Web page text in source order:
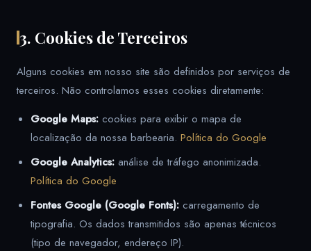
3. Cookies de Terceiros
Alguns cookies em nosso site são definidos por serviços de
terceiros. Não controlamos esses cookies diretamente:
Google Maps: cookies para exibir o mapa de
localização da nossa barbearia. Política do Google
Google Analytics: análise de tráfego anonimizada.
Política do Google
Fontes Google (Google Fonts): carregamento de
tipografia. Os dados transmitidos são apenas técnicos
(tipo de navegador, endereço IP).